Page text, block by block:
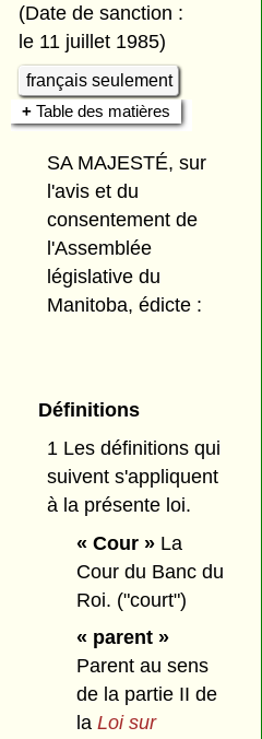
(Date de sanction :
le 11 juillet 1985)
français seulement
Table des matières
SA MAJESTÉ, sur
l'avis et du
consentement de
l'Assemblée
législative du
Manitoba, édicte :
Définitions
1 Les définitions qui
suivent s'appliquent
à la présente loi.
« Cour »La
Cour du Banc du
Roi. ("court")
« parent »
Parent au sens
de la partie II de
la Loi sur